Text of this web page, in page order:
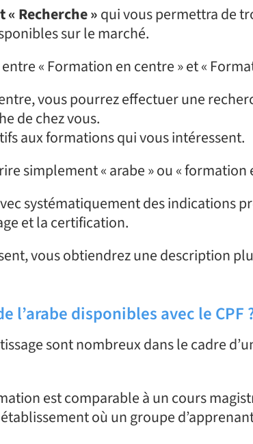
« Recherche »qui vous permettra de
sur le marché.
« Formation en centre » et «
vous pourrez effectuer une
de chez vous.
aux formations qui vous intéressent.
simplement « arabe » ou « formation
systématiquement des indications
et la certification.
vous obtiendrez une description
l’arabe disponibles avec le CPF
sont nombreux dans le cadre
est comparable à un cours
où un groupe